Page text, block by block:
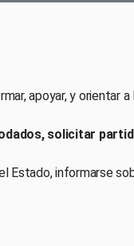
apoyar, y orientar
solicitar
informarse